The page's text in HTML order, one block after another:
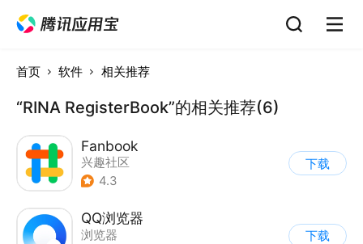
首页 软件 相关推荐
“RINA RegisterBook”的相关推荐(6)
Fanbook
兴趣社区
4.3
下载
QQ浏览器
浏览器
下载